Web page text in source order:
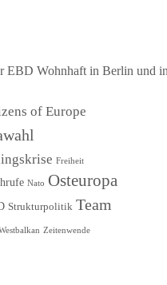
EBD Wohnhaft in Berlin und
of Europe
Freiheit
Nato Osteuropa
Strukturpolitik Team
Zeitenwende